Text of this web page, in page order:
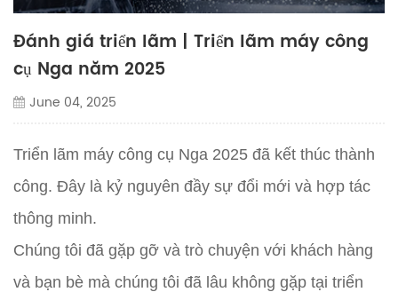
Đánh giá triển lãm | Triển lãm máy công
cụ Nga năm 2025
June 04, 2025
Triển lãm máy công cụ Nga 2025 đã kết thúc thành
công. Đây là kỷ nguyên đầy sự đổi mới và hợp tác
thông minh.
Chúng tôi đã gặp gỡ và trò chuyện với khách hàng
và bạn bè mà chúng tôi đã lâu không gặp tại triển